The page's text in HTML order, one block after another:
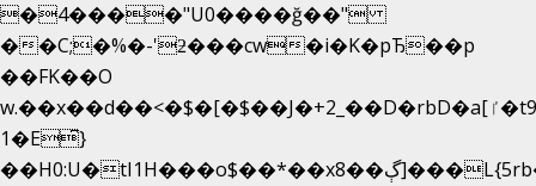
�4����"U0����ğ��"
��C;�%�-'ƻ���cw�i�K�pЂ��p
��FK��O
w.��x��d��<�$�[�$��J�+2_��D�rbD�a[ٵ�t9?
1�E͆}
��H0:U�tI1H���o$��*��xڳ��8]���L{5rb�����b